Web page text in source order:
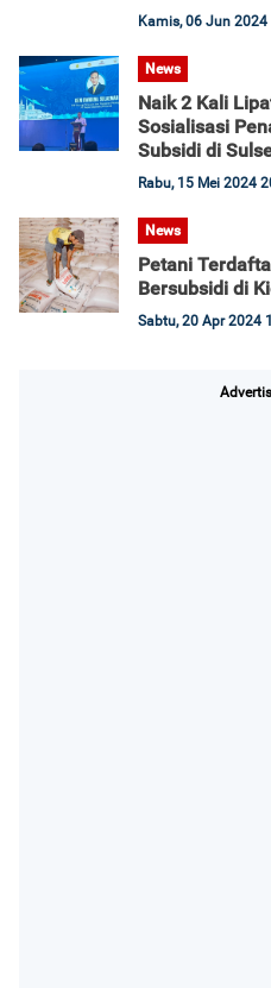
Kamis, 06 Jun 2024
News
Naik 2 Kali
Sosialisasi
Subsidi di
Rabu, 15 Mei 2024
News
Petani
Bersubsidi di
Sabtu, 20 Apr 2024